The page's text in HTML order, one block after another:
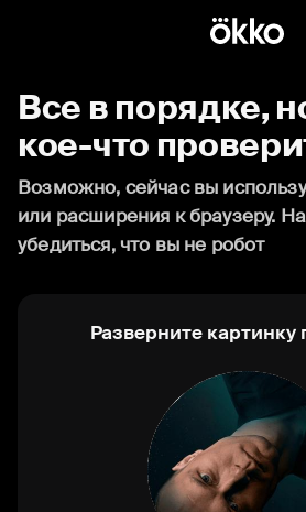
Все в порядке,
кое-что
Возможно, сейчас вы
или расширения к браузеру.
убедиться, что вы не робот
Разверните картинку